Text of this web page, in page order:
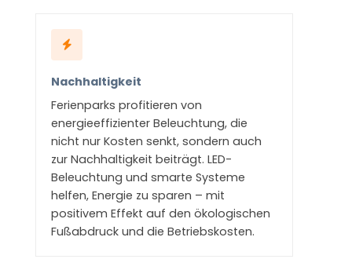
Nachhaltigkeit
Ferienparks profitieren von
energieeffizienter Beleuchtung, die
nicht nur Kosten senkt, sondern auch
zur Nachhaltigkeit beiträgt. LED-
Beleuchtung und smarte Systeme
helfen, Energie zu sparen – mit
positivem Effekt auf den ökologischen
Fußabdruck und die Betriebskosten.